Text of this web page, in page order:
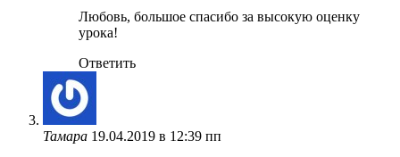
Любовь, большое спасибо за высокую оценку
урока!
Ответить
Тамара 19.04.2019 в 12:39 пп